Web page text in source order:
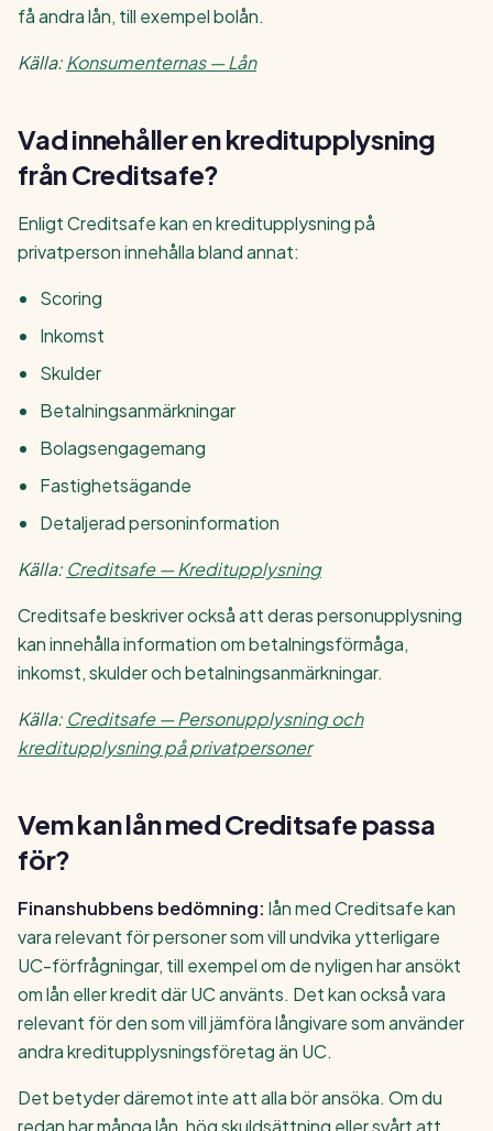
få andra lån, till exempel bolån.
Källa:Konsumenternas — Lån
Vad innehåller en kreditupplysning
från Creditsafe?
Enligt Creditsafe kan en kreditupplysning på
privatperson innehålla bland annat:
Scoring
Inkomst
Skulder
Betalningsanmärkningar
Bolagsengagemang
Fastighetsägande
Detaljerad personinformation
Källa: Creditsafe — Kreditupplysning
Creditsafe beskriver också att deras personupplysning
kan innehålla information om betalningsförmåga,
inkomst, skulder och betalningsanmärkningar.
Källa: Creditsafe — Personupplysning och
kreditupplysning på privatpersoner
Vem kan lån med Creditsafe passa
för?
Finanshubbens bedömning: lån med Creditsafe kan
vara relevant för personer som vill undvika ytterligare
UC-förfrågningar, till exempel om de nyligen har ansökt
om lån eller kredit där UC använts. Det kan också vara
relevant för den som vill jämföra långivare som använder
andra kreditupplysningsföretag än UC.
Det betyder däremot inte att alla bör ansöka. Om du
redan har många lån, hög skuldsättning eller svårt att